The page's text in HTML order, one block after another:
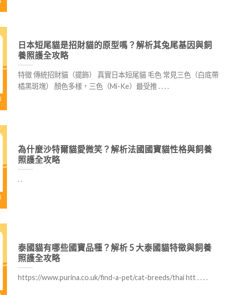
日本短尾貓是招財貓的原型嗎？解析其兔尾基因與飼
養照護全攻略
特徵 傳統招財貓（擺飾） 真實日本短尾貓 毛色 常見三色（白底帶
橘黑斑塊） 顏色多樣，三色（Mi-Ke）最受推 . . . .
為什麼沙特爾貓愛微笑？解析法國國寶貓性格與飼養
照護全攻略
. .
泰國貓有哪些國寶品種？解析 5 大泰國貓特徵與飼養
照護全攻略
https://www.purina.co.uk/find-a-pet/cat-breeds/thai htt . . . .